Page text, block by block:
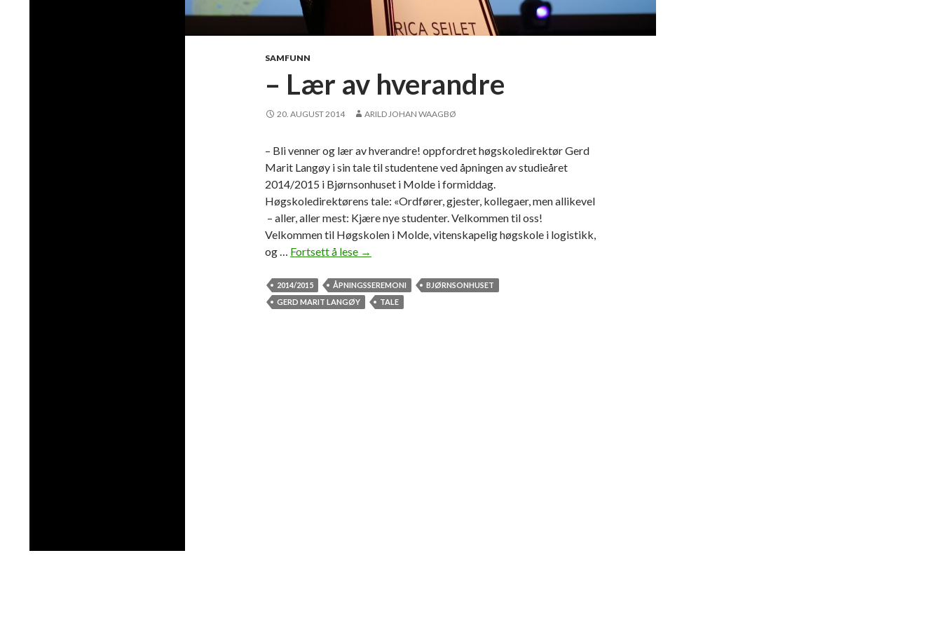
r
SAMFUNN
– Lær av hverandre
20. AUGUST 2014 ARILD JOHAN WAAGBØ
– Bli venner og lær av hverandre! oppfordret høgskoledirektør Gerd
Marit Langøy i sin tale til studentene ved åpningen av studieåret
2014/2015 i Bjørnsonhuset i Molde i formiddag.
Høgskoledirektørens tale: «Ordfører, gjester, kollegaer, men allikevel
– aller, aller mest: Kjære nye studenter. Velkommen til oss!
Velkommen til Høgskolen i Molde, vitenskapelig høgskole i logistikk,
og … Fortsett å lese –
æ
→
2014/2015 ÅPNINGSSEREMONI
BJØRNSONHUSET
GERD MARIT LANGØY
TALE